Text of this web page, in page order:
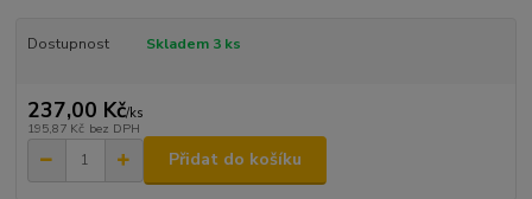
Dostupnost Skladem 3 ks
237,00 Kč/ks
195,87 Kč bez DPH
Přidat do košíku